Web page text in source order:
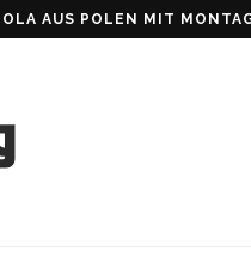
NALEŻY PAMIĘTAĆ,